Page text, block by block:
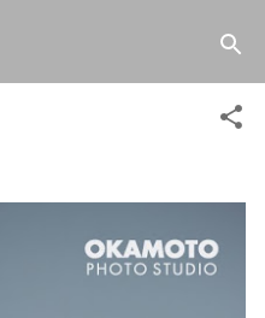
ンテンツに移動